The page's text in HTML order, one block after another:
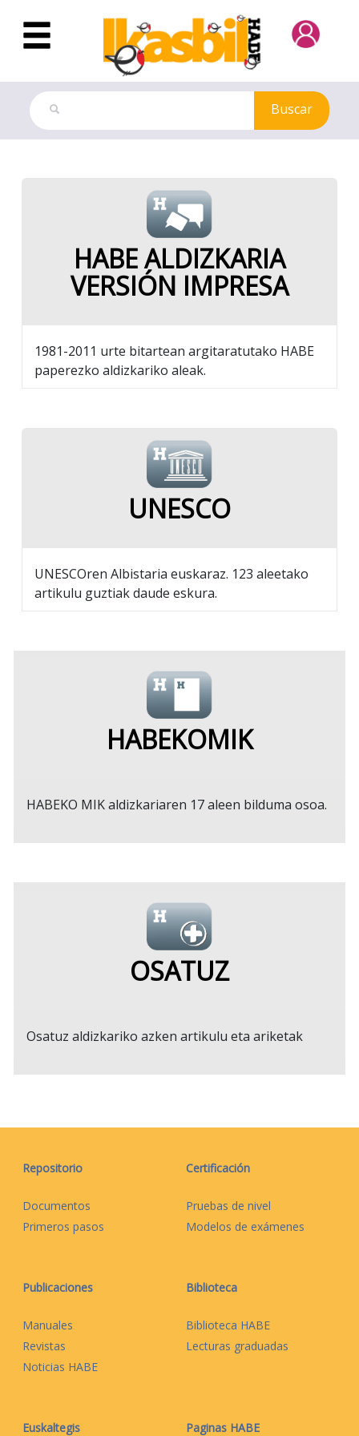
Saltar al contenido principal
Buscar
HABE ALDIZKARIA
VERSIÓN IMPRESA
1981-2011 urte bitartean argitaratutako HABE
paperezko aldizkariko aleak.
UNESCO
UNESCOren Albistaria euskaraz. 123 aleetako
artikulu guztiak daude eskura.
HABEKOMIK
HABEKO MIK aldizkariaren 17 aleen bilduma osoa.
OSATUZ
Osatuz aldizkariko azken artikulu eta ariketak
Repositorio
Documentos
Primeros pasos
Certificación
Pruebas de nivel
Modelos de exámenes
Publicaciones
Manuales
Revistas
Noticias HABE
Biblioteca
Biblioteca HABE
Lecturas graduadas
Euskaltegis Paginas HABE